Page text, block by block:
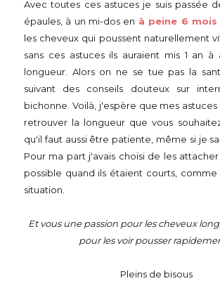
Avec toutes ces astuces je suis passée
épaules, à un mi-dos en à peine 6 mois
les cheveux qui poussent naturellement
sans ces astuces ils auraient mis 1 an
longueur. Alors on ne se tue pas la
suivant des conseils douteux sur
bichonne. Voilà, j'espère que mes
retrouver la longueur que vous
qu'il faut aussi être patiente, même si je
Pour ma part j'avais choisi de les
possible quand ils étaient courts, comme
situation.
Et vous une passion pour les cheveux
pour les voir pousser
Pleins de bisous